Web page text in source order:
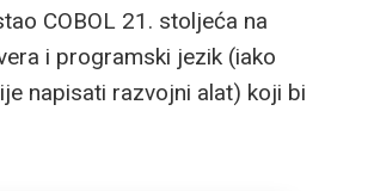
COBOL 21. stoljeća na
i programski jezik (iako
napisati razvojni alat) koji bi